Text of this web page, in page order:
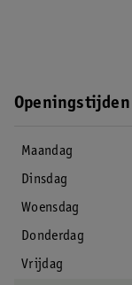
Openingstijden
Maandag
Dinsdag
Woensdag
Donderdag
Vrijdag